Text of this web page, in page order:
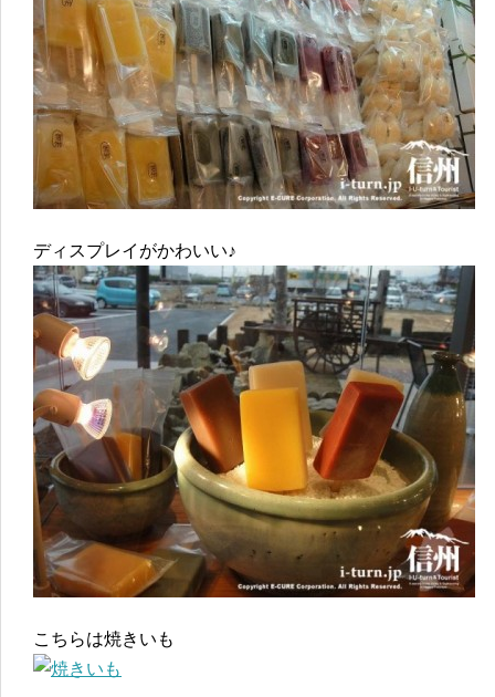
ディスプレイがかわいい♪
こちらは焼きいも